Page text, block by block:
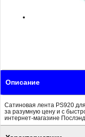
Описание
Сатиновая лента PS920
за разумную цену и с
интернет-магазине